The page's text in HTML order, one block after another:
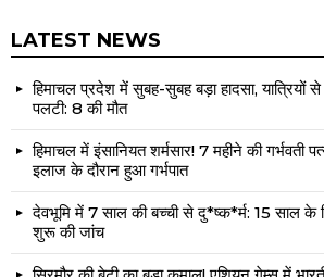
LATEST NEWS
हिमाचल प्रदेश में सुबह-सुबह बड़ा हादसा, यात्रियों
पलटी: 8 की मौत
हिमाचल में इंसानियत शर्मसार! 7 महीने की गर्भवती
इलाज के दौरान हुआ गर्भपात
देवभूमि में 7 साल की बच्ची से दु*ष्क*र्म: 15 साल के
शुरू की जांच